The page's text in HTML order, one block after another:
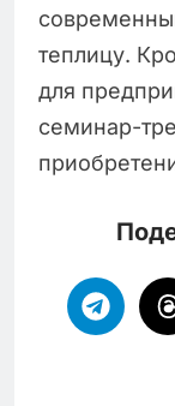
теплицу.
для
семинар-